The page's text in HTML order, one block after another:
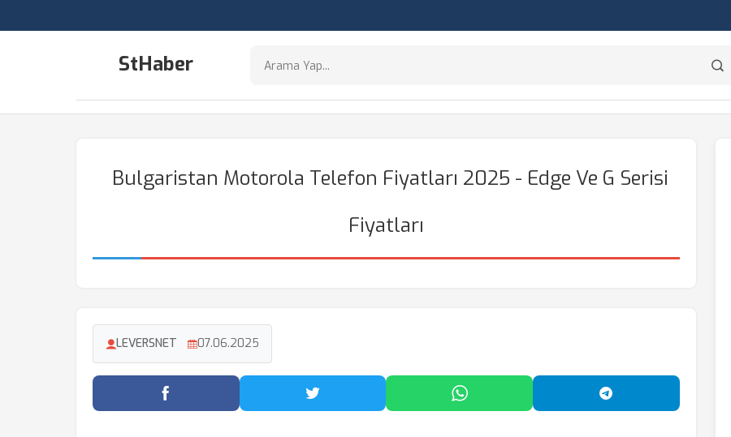
StHaber
Bulgaristan Motorola Telefon Fiyatları 2025 - Edge Ve G Serisi
Fiyatları
LEVERSNET 07.06.2025
Facebook'ta Paylaş Twitter'da Paylaş WhatsApp'ta Paylaş Telegram'da Paylaş